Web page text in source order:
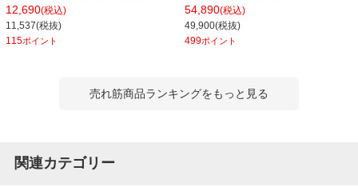
GR4389
12,690(税込)
11,537(税抜)
115ポイント
タイプ BOXプランター アイアン風脚
人工 造花 GR2553 幅500×奥行500×
高さ1100mm
54,890(税込)
49,900(税抜)
499ポイント
売れ筋商品ランキングをもっと見る
関連カテゴリー